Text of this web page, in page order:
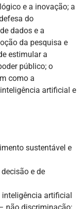
e a inovação; a
do
dados e a
da pesquisa e
estimular a
público; o
como a
artificial e
sustentável e
e de
artificial